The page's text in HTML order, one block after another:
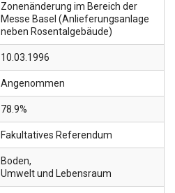
Zonenänderung im Bereich der
Messe Basel (Anlieferungsanlage
neben Rosentalgebäude)
10.03.1996
Angenommen
78.9%
Fakultatives Referendum
Boden,
Umwelt und Lebensraum